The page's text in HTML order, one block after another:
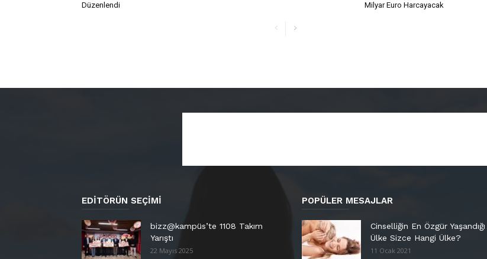
Düzenlendi
Milyar Euro Harcayacak
EDITÖRÜN SEÇIMI
bizz@kampüs’te 1108 Takım
Yarıştı
22 Mayıs 2025
POPÜLER MESAJLAR
Cinselliğin En Özgür Yaşandığı
Ülke Sizce Hangi Ülke?
11 Ocak 2021